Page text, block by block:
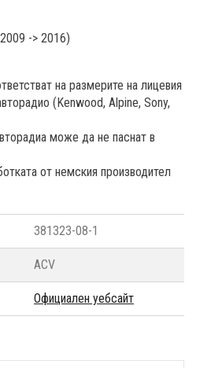
-> 2016)
на размерите на лицевия
(Kenwood, Alpine, Sony,
може да не паснат в
от немския производител
381323-08-1
ACV
Официален уебсайт